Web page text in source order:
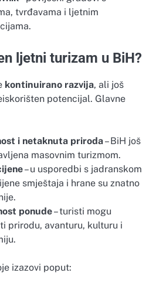
tvrđavama i ljetnim
ljetni turizam u BiH?
kontinuirano razvija, ali još
potencijal. Glavne
i netaknuta priroda– BiH još
masovnim turizmom.
– u usporedbi s jadranskom
smještaja i hrane su znatno
ponude– turisti mogu
prirodu, avanturu, kulturu i
izazovi poput: